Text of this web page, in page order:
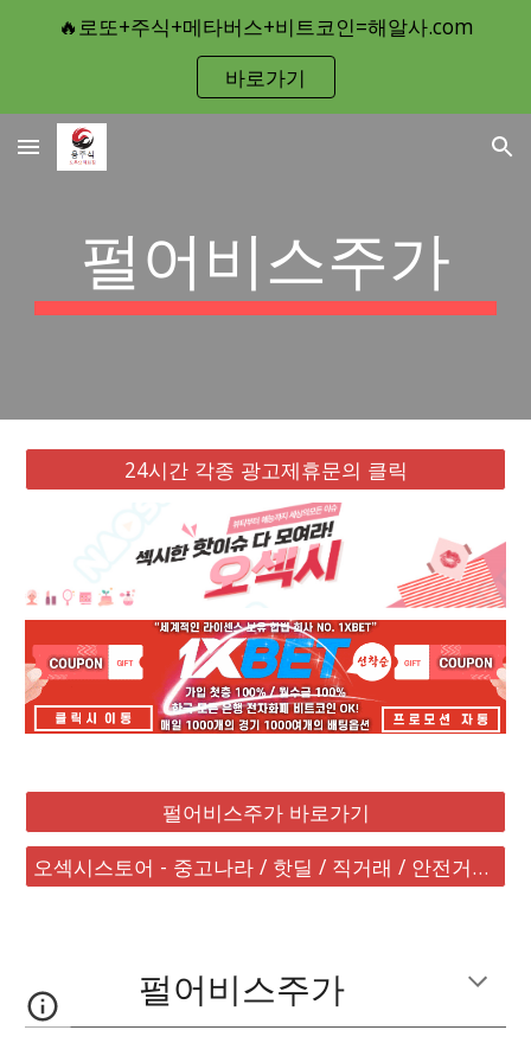
Skip to main content Skip to navigation
🔥로또+주식+메타버스+비트코인=해알사.com
바로가기
펄어비스주가
24시간 각종 광고제휴문의 클릭
펄어비스주가 바로가기
오섹시스토어 - 중고나라 / 핫딜 / 직거래 / 안전거래 바로가기
펄어비스주가